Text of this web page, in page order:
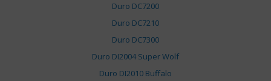
Duro DC7200
Duro DC7210
Duro DC7300
Duro DI2004 Super Wolf
Duro DI2010 Buffalo